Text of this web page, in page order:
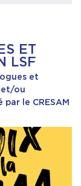
ET
LSF
et
et/ou
le CRESAM